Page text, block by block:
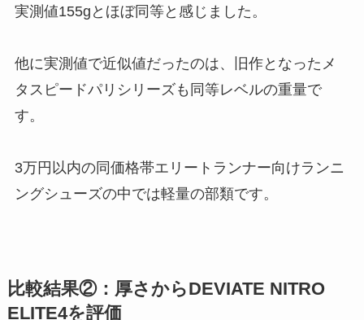
実測値155gとほぼ同等と感じました。
他に実測値で近似値だったのは、旧作となったメ
タスピードパリシリーズも同等レベルの重量で
す。
3万円以内の同価格帯エリートランナー向けランニ
ングシューズの中では軽量の部類です。
比較結果②：厚さからDEVIATE NITRO
ELITE4を評価